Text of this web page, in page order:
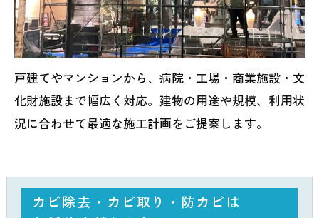
戸建てやマンションから、病院・工場・商業施設・文
化財施設まで幅広く対応。建物の用途や規模、利用状
況に合わせて最適な施工計画をご提案します。
カビ除去・カビ取り・防カビは